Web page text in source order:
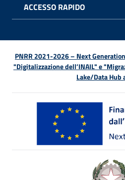
ACCESSO RAPIDO
PNRR 2021-2026 – Next
"Digitalizzazione dell’INAIL" e
Lake/Data Hub